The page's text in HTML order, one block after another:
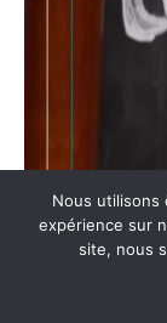
Nous utilisons
expérience sur
site, nous